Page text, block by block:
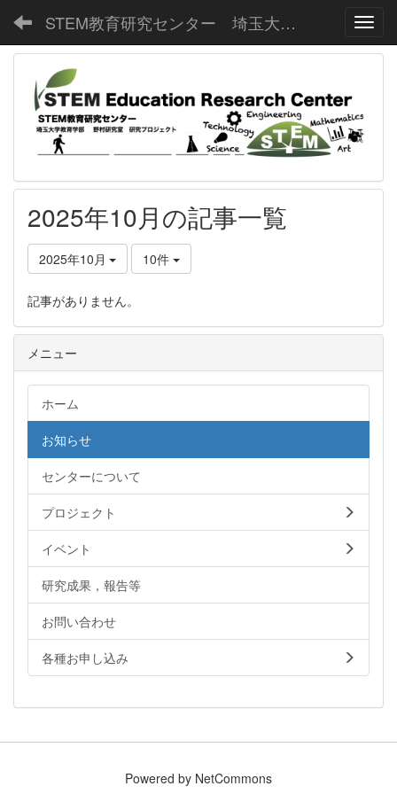
STEM教育研究センター 埼玉大学教育学部野村研究室
2025年10月の記事一覧
2025年10月 10件
記事がありません。
メニュー
ホーム
お知らせ
センターについて
プロジェクト
イベント
研究成果，報告等
お問い合わせ
各種お申し込み
Powered by NetCommons